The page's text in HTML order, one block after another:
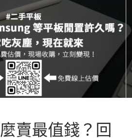
賣最值錢？回